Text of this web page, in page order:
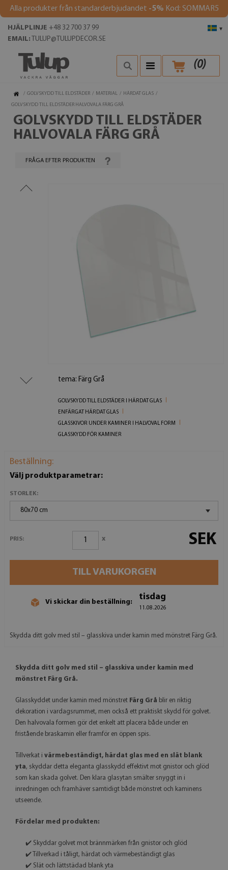
Alla produkter från standarderbjudandet -5% Kod: SOMMAR5
▾
HJÄLPLINJE +48 32 700 37 99
EMAIL: TULUP@TULUPDECOR.SE
(0)
/ GOLVSKYDD TILL ELDSTÄDER / MATERIAL / HÄRDAT GLAS /
GOLVSKYDD TILL ELDSTÄDER HALVOVALA FÄRG GRÅ
GOLVSKYDD TILL ELDSTÄDER
HALVOVALA FÄRG GRÅ
FRÅGA EFTER PRODUKTEN
tema: Färg Grå
GOLVSKYDD TILL ELDSTÄDER I HÄRDAT GLAS
ENFÄRGAT HÄRDAT GLAS
GLASSKIVOR UNDER KAMINER I HALVOVAL FORM
GLASSKYDD FÖR KAMINER
Beställning:
Välj produktparametrar:
STORLEK:
80x70 cm
PRIS: x SEK
TILL VARUKORGEN
Vi skickar din beställning:
tisdag
11.08.2026
Skydda ditt golv med stil – glasskiva under kamin med mönstret Färg Grå.
Skydda ditt golv med stil – glasskiva under kamin med
mönstret Färg Grå.
Glasskyddet under kamin med mönstret Färg Grå blir en riktig
dekoration i vardagsrummet, men också ett praktiskt skydd för golvet.
Den halvovala formen gör det enkelt att placera både under en
fristående braskamin eller framför en öppen spis.
Tillverkat i värmebeständigt, härdat glas med en slät blank
yta, skyddar detta eleganta glasskydd effektivt mot gnistor och glöd
som kan skada golvet. Den klara glasytan smälter snyggt in i
inredningen och framhäver samtidigt både mönstret och kaminens
utseende.
Fördelar med produkten:
✔️ Skyddar golvet mot brännmärken från gnistor och glöd
✔️ Tillverkad i tåligt, härdat och värmebeständigt glas
✔️ Slät och lättstädad blank yta